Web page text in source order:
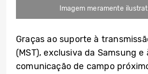
Imagem meramente
Graças ao suporte à
(MST), exclusiva da Samsung e
comunicação de campo